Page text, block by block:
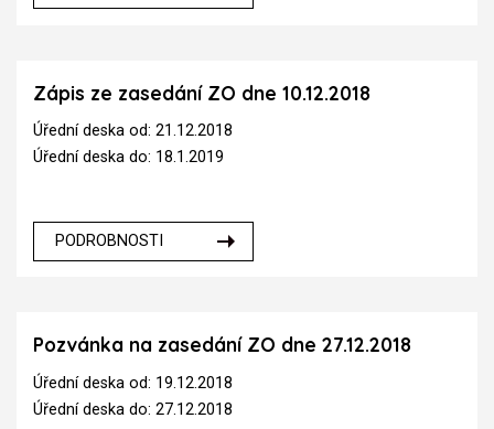
Zápis ze zasedání ZO dne 10.12.2018
Úřední deska od: 21.12.2018
Úřední deska do: 18.1.2019
PODROBNOSTI
Pozvánka na zasedání ZO dne 27.12.2018
Úřední deska od: 19.12.2018
Úřední deska do: 27.12.2018